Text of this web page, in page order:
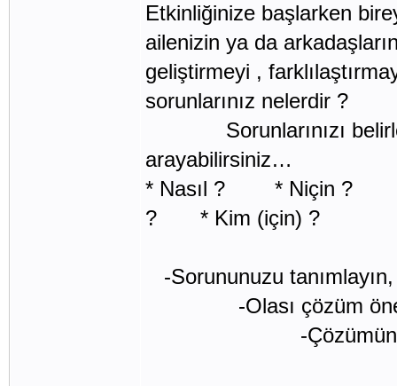
Etkinliğinize başlarken
ailenizin ya da
geliştirmeyi ,
sorunlarınız nelerdir ?
Sorunlarınızı
* Nasıl ? * Niçin ?
? * Kim (için) ?
-Sorununuzu tanımlayın,
-Olası çözüm
-Çözümünüzü